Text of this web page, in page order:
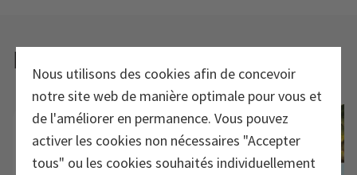
Nous utilisons des cookies afin de concevoir
notre site web de manière optimale pour vous et
de l'améliorer en permanence. Vous pouvez
activer les cookies non nécessaires "Accepter
tous" ou les cookies souhaités individuellement
Nouveaux articles